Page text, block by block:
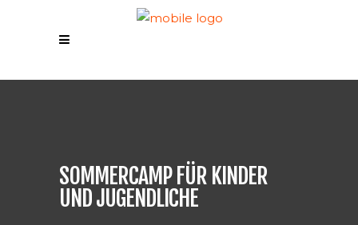
SOMMERCAMP FÜR KINDER
UND JUGENDLICHE